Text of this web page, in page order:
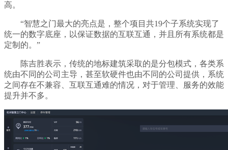
高。
“智慧之门最大的亮点是，整个项目共19个子系统实现了
统一的数字底座，以保证数据的互联互通，并且所有系统都是
定制的。”
陈吉胜表示，传统的地标建筑采取的是分包模式，各类系
统由不同的公司主导，甚至软硬件也由不同的公司提供，系统
之间存在不兼容、互联互通难的情况，对于管理、服务的效能
提升并不多。